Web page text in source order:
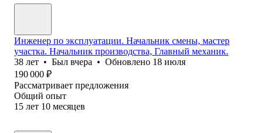
Инженер по эксплуатации. Начальник смены, мастер
участка. Начальник производства, Главный механик.
38 лет • Был вчера • Обновлено 18 июля
190 000 ₽
Рассматривает предложения
Общий опыт
15 лет 10 месяцев